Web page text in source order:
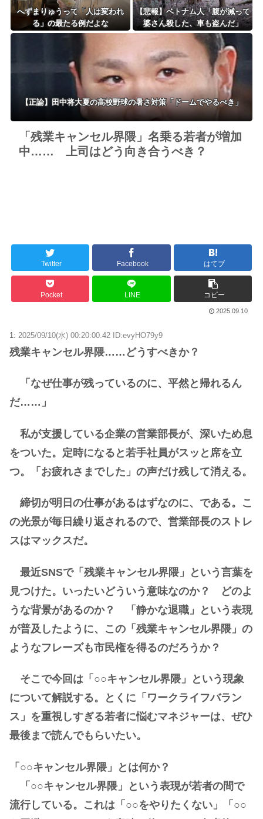
へずまりゅうって「人は変われ
る」の最たる例だよな
【悲報】ベトナム人「腹が減って
婆さん殺した、車も盗んだ」
【正論】田中将大夏の高校野球の暑さ対策「ドームでやるべき」
「残業キャンセル界隈」名乗る若者が増加
中…… 上司はどう向き合うべき？
Twitter Facebook はてブ
Pocket LINE コピー
2025.09.10
1: 2025/09/10(水) 00:20:00.42 ID:evyHO79y9
残業キャンセル界隈……どうすべきか？
「なぜ仕事が残っているのに、平然と帰れるん
だ……」
私が支援している企業の営業部長が、深いため息
をついた。定時になると若手社員がスッと席を立
つ。「お疲れさまでした」の声だけ残して消える。
締切が明日の仕事があるはずなのに、である。こ
の光景が毎日繰り返されるので、営業部長のストレ
スはマックスだ。
最近SNSで「残業キャンセル界隈」という言葉を
見つけた。いったいどういう意味なのか？ どのよ
うな背景があるのか？ 「静かな退職」という表現
が普及したように、この「残業キャンセル界隈」の
ようなフレーズも市民権を得るのだろうか？
そこで今回は「○○キャンセル界隈」という現象
について解説する。とくに「ワークライフバラン
ス」を重視しすぎる若者に悩むマネジャーは、ぜひ
最後まで読んでもらいたい。
「○○キャンセル界隈」とは何か？
「○○キャンセル界隈」という表現が若者の間で
流行している。これは「○○をやりたくない」「○○